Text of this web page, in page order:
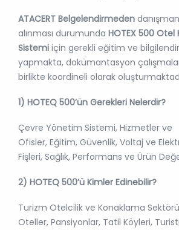
ATACERT Belgelendirmeden
alınması durumunda HOTEX 500 Otel
Sistemi için gerekli eğitim ve
yapmakta, dokümantasyon
birlikte koordineli olarak
1) HOTEQ 500’ün Gerekleri Nelerdir?
Çevre Yönetim Sistemi, Hizmetler ve
Ofisler, Eğitim, Güvenlik, Voltaj ve
Fişleri, Sağlık, Performans ve Ürün
2) HOTEQ 500’ü Kimler Edinebilir?
Turizm Otelcilik ve Konaklama
Oteller, Pansiyonlar, Tatil Köyleri,